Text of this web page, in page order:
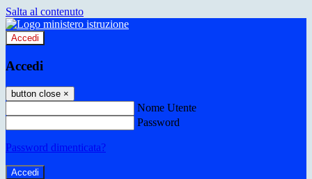
Salta al contenuto
Accedi
Accedi
button close ×
Nome Utente
Password
Password dimenticata?